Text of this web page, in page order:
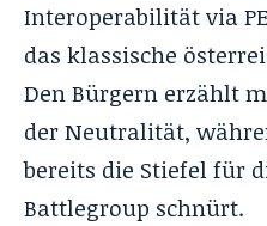
Interoperabilität via
das klassische
Den Bürgern erzählt
der Neutralität,
bereits die Stiefel für
Battlegroup schnürt.